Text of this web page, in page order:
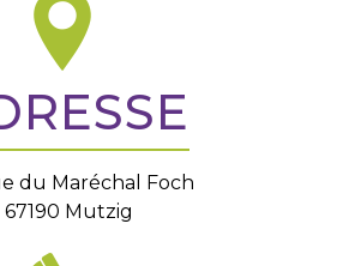
du Maréchal Foch
67190 Mutzig